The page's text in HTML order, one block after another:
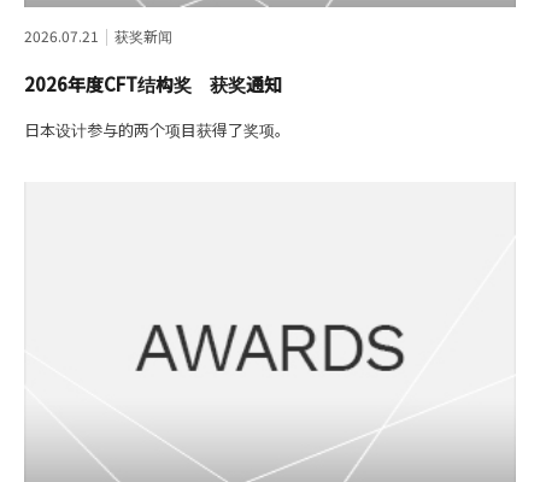
2026.07.21 获奖新闻
2026年度CFT结构奖 获奖通知
日本设计参与的两个项目获得了奖项。